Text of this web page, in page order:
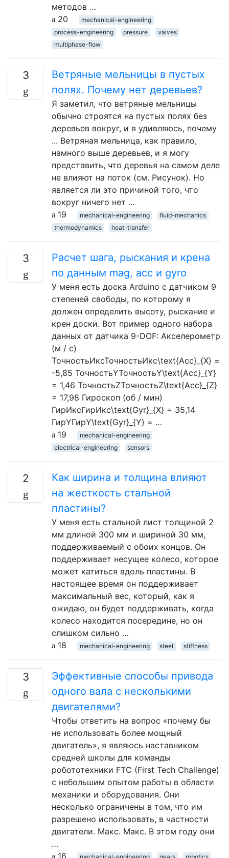
методов …
20
mechanical-engineering
process-engineering
pressure
valves
multiphase-flow
3
Ветряные мельницы в пустых
полях. Почему нет деревьев?
Я заметил, что ветряные мельницы
обычно строятся на пустых полях без
деревьев вокруг, и я удивляюсь, почему
... Ветряная мельница, как правило,
намного выше деревьев, и я могу
представить, что деревья на самом деле
не влияют на поток (см. Рисунок). Но
является ли это причиной того, что
вокруг ничего нет …
19
mechanical-engineering
fluid-mechanics
thermodynamics
heat-transfer
3
Расчет шага, рыскания и крена
по данным mag, acc и gyro
У меня есть доска Arduino с датчиком 9
степеней свободы, по которому я
должен определить высоту, рыскание и
крен доски. Вот пример одного набора
данных от датчика 9-DOF: Акселерометр
(м / с)
ТочностьИксТочностьИкс\text{Acc}_{X} =
-5,85 ТочностьYТочностьY\text{Acc}_{Y}
= 1,46 ТочностьZТочностьZ\text{Acc}_{Z}
= 17,98 Гироскоп (об / мин)
ГирИксГирИкс\text{Gyr}_{X} = 35,14
ГирYГирY\text{Gyr}_{Y} = …
19
mechanical-engineering
electrical-engineering
sensors
2
Как ширина и толщина влияют
на жесткость стальной
пластины?
У меня есть стальной лист толщиной 2
мм длиной 300 мм и шириной 30 мм,
поддерживаемый с обоих концов. Он
поддерживает несущее колесо, которое
может катиться вдоль пластины. В
настоящее время он поддерживает
максимальный вес, который, как я
ожидаю, он будет поддерживать, когда
колесо находится посередине, но он
слишком сильно …
18
mechanical-engineering steel stiffness
3
Эффективные способы привода
одного вала с несколькими
двигателями?
Чтобы ответить на вопрос «почему бы
не использовать более мощный
двигатель», я являюсь наставником
средней школы для команды
робототехники FTC (First Tech Challenge)
с небольшим опытом работы в области
механики и оборудования. Они
несколько ограничены в том, что им
разрешено использовать, в частности
двигатели. Макс. Макс. В этом году они
…
16